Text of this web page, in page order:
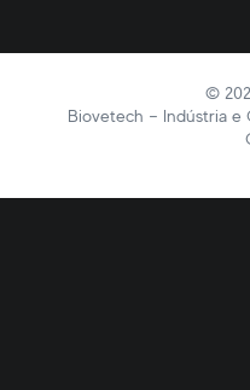
©
Biovetech – Indústria e